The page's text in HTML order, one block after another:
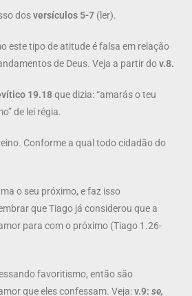
dosversículos 5-7 (ler).
este tipo de atitude é falsa em relação
de Deus. Veja a partir dov.8.
19.18que dizia: “amarás o teu
de lei régia.
Conforme a qual todo cidadão do
o seu próximo, e faz isso
que Tiago já considerou que a
para com o próximo (Tiago 1.26-
favoritismo, então são
que eles confessam. Veja:v.9: se,